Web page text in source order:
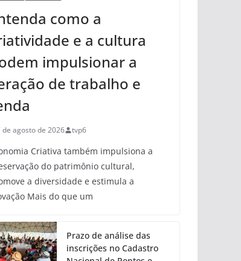
como a
e a cultura
impulsionar a
de trabalho e
de agosto de 2026 tvp6
Criativa também impulsiona a
do patrimônio cultural,
a diversidade e estimula a
Mais do que um
Prazo de análise das
inscrições no Cadastro